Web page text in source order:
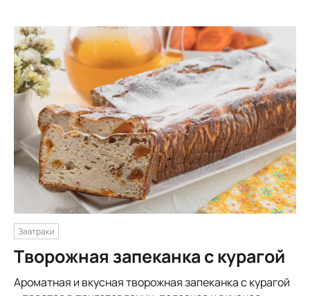
Завтраки
Творожная запеканка с курагой
Ароматная и вкусная творожная запеканка с курагой